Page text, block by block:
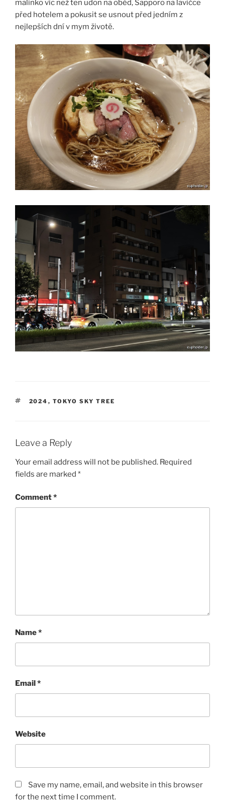
malinko víc než ten udon na oběd, Sapporo na lavičce
před hotelem a pokusit se usnout před jedním z
nejlepších dní v mym životě.
TAGS
2024 , TOKYO SKY TREE
Leave a Reply
Your email address will not be published. Required
fields are marked *
Comment*
Name*
Email*
Website
Save my name, email, and website in this browser
for the next time I comment.